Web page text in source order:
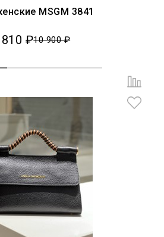
MSGM 3841
810 ₽10 900 ₽